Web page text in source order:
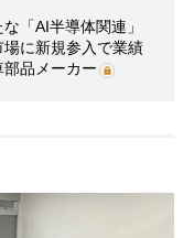
「AI半導体関連」
に新規参入で業績
品メーカー